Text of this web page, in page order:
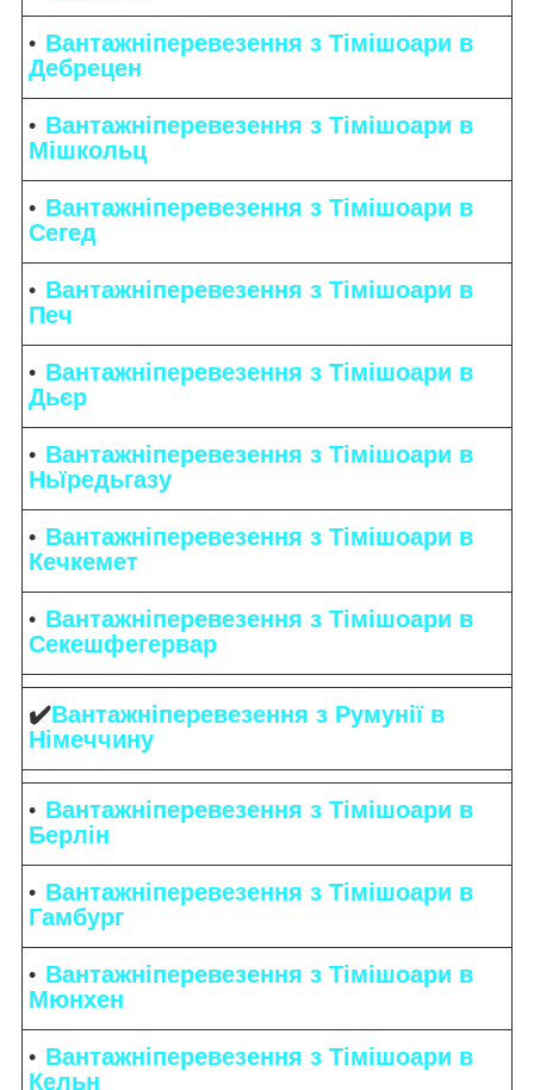
Вантажніперевезення з Тімішоари в
Дебрецен
Вантажніперевезення з Тімішоари в
Мішкольц
Вантажніперевезення з Тімішоари в
Сегед
Вантажніперевезення з Тімішоари в
Печ
Вантажніперевезення з Тімішоари в
Дьєр
Вантажніперевезення з Тімішоари в
Ньїредьгазу
Вантажніперевезення з Тімішоари в
Кечкемет
Вантажніперевезення з Тімішоари в
Секешфегервар
✔️Вантажніперевезення з Румунії в
Німеччину
Вантажніперевезення з Тімішоари в
Берлін
Вантажніперевезення з Тімішоари в
Гамбург
Вантажніперевезення з Тімішоари в
Мюнхен
Вантажніперевезення з Тімішоари в
Кельн